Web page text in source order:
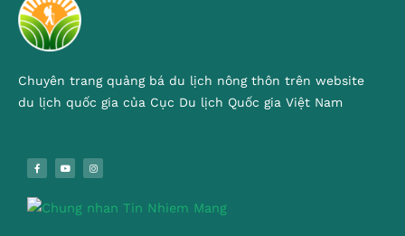
Chuyên trang quảng bá du lịch nông thôn trên website
du lịch quốc gia của Cục Du lịch Quốc gia Việt Nam